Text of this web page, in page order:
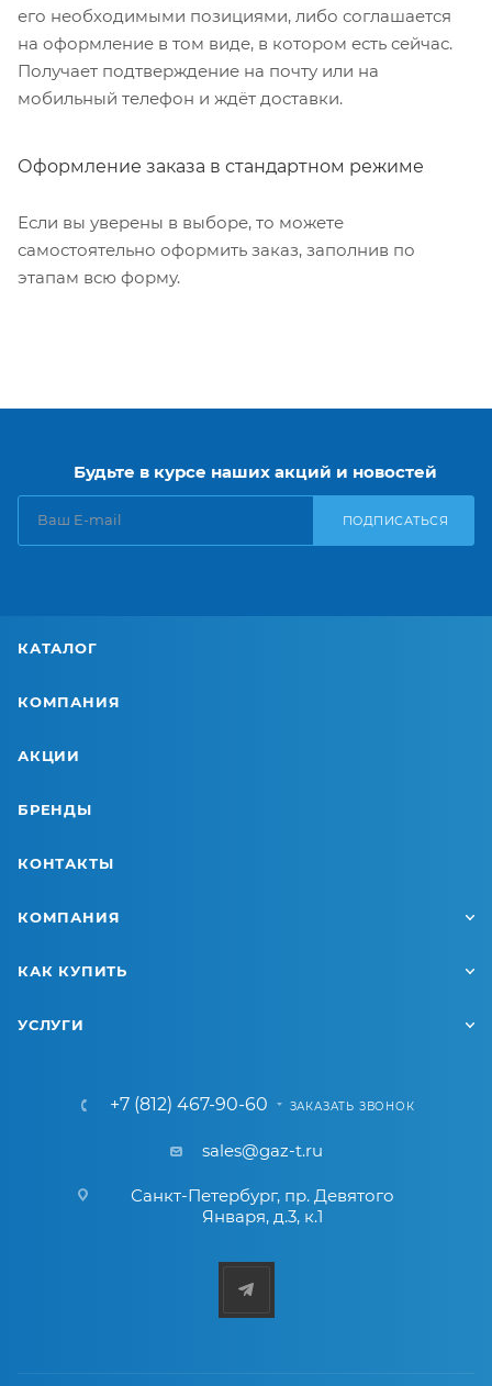
его необходимыми позициями, либо соглашается
на оформление в том виде, в котором есть сейчас.
Получает подтверждение на почту или на
мобильный телефон и ждёт доставки.
Оформление заказа в стандартном режиме
Если вы уверены в выборе, то можете
самостоятельно оформить заказ, заполнив по
этапам всю форму.
Будьте в курсе наших акций и новостей
ПОДПИСАТЬСЯ
КАТАЛОГ
КОМПАНИЯ
АКЦИИ
БРЕНДЫ
КОНТАКТЫ
КОМПАНИЯ
КАК КУПИТЬ
УСЛУГИ
+7 (812) 467-90-60 ЗАКАЗАТЬ ЗВОНОК
sales@gaz-t.ru
Санкт-Петербург, пр. Девятого
Января, д.3, к.1